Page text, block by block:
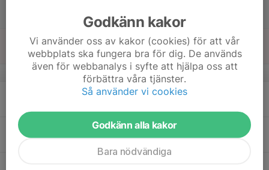
v.43
20
20:30
Åbyvallen
Godkänn kakor
Vi använder oss av kakor (cookies) för att vår
webbplats ska fungera bra för dig. De används
även för webbanalys i syfte att hjälpa oss att
förbättra våra tjänster.
Så använder vi cookies
Godkänn alla kakor
Bara nödvändiga